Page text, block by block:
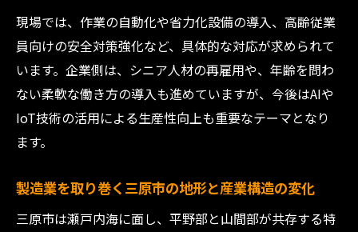
製造業と連携した地域経済活性化のヒント
集
現場では、作業の自動化や省力化設備の導入、高齢従業
員向けの安全対策強化など、具体的な対応が求められて
います。企業側は、シニア人材の再雇用や、年齢を問わ
ない柔軟な働き方の導入も進めていますが、今後はAIや
IoT技術の活用による生産性向上も重要なテーマとなり
ます。
製造業を取り巻く三原市の地形と産業構造の変化
三原市は瀬戸内海に面し、平野部と山間部が共存する特